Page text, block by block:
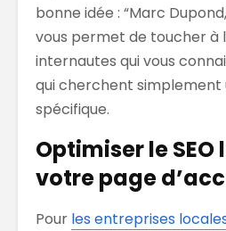
bonne idée : “Marc
vous permet de toucher à
internautes qui vous
qui cherchent simplement
spécifique.
Optimiser le
votre page
Pour les entreprises